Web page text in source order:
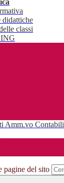
didattiche
classi
Amm.vo Contabili
pagine del sito